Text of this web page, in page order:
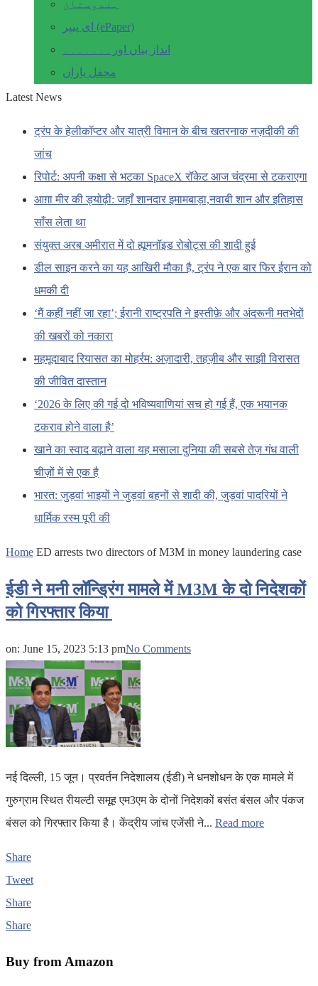
ہندوستان
ای پیپر (ePaper)
انداز بیاں اور۔۔۔۔۔۔۔
محفل یاراں
Latest News
ट्रंप के हेलीकॉप्टर और यात्री विमान के बीच खतरनाक नज़दीकी की
जांच
रिपोर्ट: अपनी कक्षा से भटका SpaceX रॉकेट आज चंद्रमा से टकराएगा
आग़ा मीर की ड्योढ़ी: जहाँ शानदार इमामबाड़ा,नवाबी शान और इतिहास
साँस लेता था
संयुक्त अरब अमीरात में दो ह्यूमनॉइड रोबोट्स की शादी हुई
डील साइन करने का यह आखिरी मौका है, ट्रंप ने एक बार फिर ईरान को
धमकी दी
‘मैं कहीं नहीं जा रहा’; ईरानी राष्ट्रपति ने इस्तीफ़े और अंदरूनी मतभेदों
की खबरों को नकारा
महमूदाबाद रियासत का मोहर्रम: अज़ादारी, तहज़ीब और साझी विरासत
की जीवित दास्तान
‘2026 के लिए की गई दो भविष्यवाणियां सच हो गई हैं, एक भयानक
टकराव होने वाला है’
खाने का स्वाद बढ़ाने वाला यह मसाला दुनिया की सबसे तेज़ गंध वाली
चीज़ों में से एक है
भारत: जुड़वां भाइयों ने जुड़वां बहनों से शादी की, जुड़वां पादरियों ने
धार्मिक रस्म पूरी की
Home ED arrests two directors of M3M in money laundering case
ईडी ने मनी लॉन्ड्रिंग मामले में M3M के दो निदेशकों
को गिरफ्तार किया
on: June 15, 2023 5:13 pmNo Comments
नई दिल्ली, 15 जून। प्रवर्तन निदेशालय (ईडी) ने धनशोधन के एक मामले में
गुरुग्राम स्थित रीयल्टी समूह एम3एम के दोनों निदेशकों बसंत बंसल और पंकज
बंसल को गिरफ्तार किया है। केंद्रीय जांच एजेंसी ने... Read more
Share
Tweet
Share
Share
Buy from Amazon